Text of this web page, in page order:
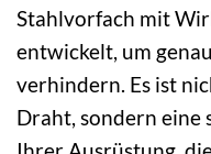
Stahlvorfach mit
entwickelt, um
verhindern. Es ist
Draht, sondern eine